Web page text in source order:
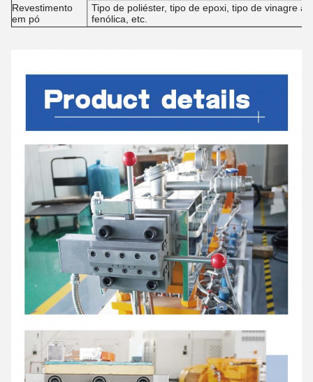
Revestimento
em pó
Tipo de poliéster, tipo de epoxi, tipo de vinagre
fenólica, etc.